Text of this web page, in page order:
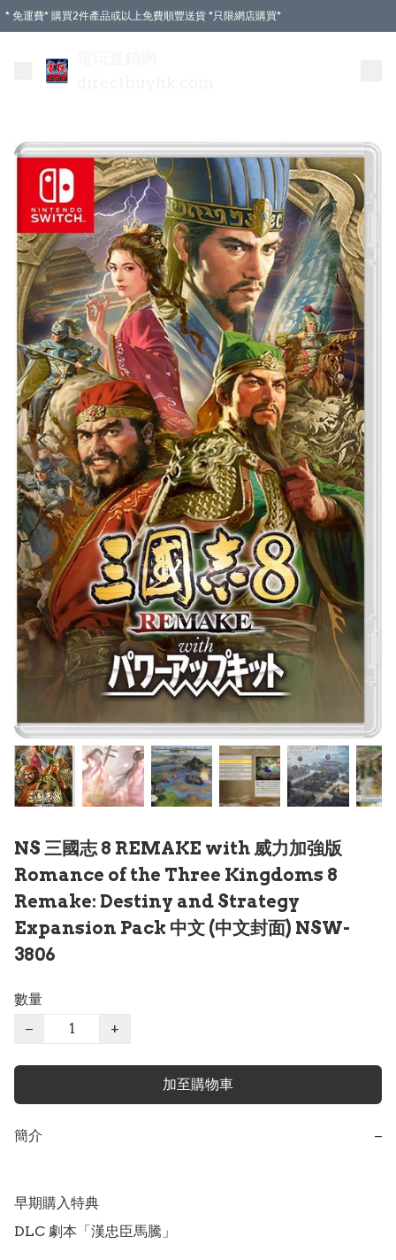
* 免運費* 購買2件產品或以上免費順豐送貨 *只限網店購買*
NS 三國志 8 REMAKE with 威力加強版
Romance of the Three Kingdoms 8
Remake: Destiny and Strategy
Expansion Pack 中文 (中文封面) NSW-
3806
數量
−
+
加至購物車
簡介 −
早期購入特典
DLC 劇本「漢忠臣馬騰」